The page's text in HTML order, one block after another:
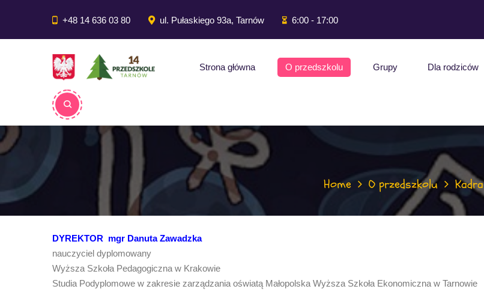
+48 14 636 03 80 ul. Pułaskiego 93a, Tarnów 6:00 - 17:00
Strona główna O przedszkolu Grupy Dla rodziców
Home O przedszkolu Kadra
DYREKTOR mgr Danuta Zawadzka
nauczyciel dyplomowany
Wyższa Szkoła Pedagogiczna w Krakowie
Studia Podyplomowe w zakresie zarządzania oświatą Małopolska Wyższa Szkoła Ekonomiczna w Tarnowie